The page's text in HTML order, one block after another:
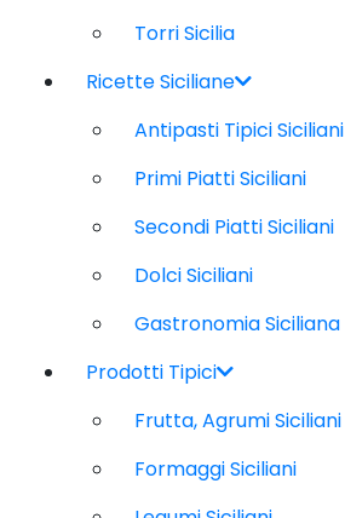
Torri Sicilia
Ricette Siciliane
Antipasti Tipici Siciliani
Primi Piatti Siciliani
Secondi Piatti Siciliani
Dolci Siciliani
Gastronomia Siciliana
Prodotti Tipici
Frutta, Agrumi Siciliani
Formaggi Siciliani